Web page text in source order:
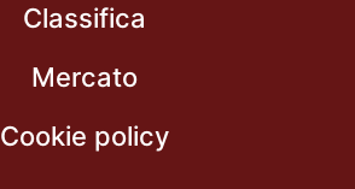
Classifica
Mercato
Cookie policy